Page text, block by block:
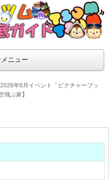
ム攻略・裏ワザ徹底
くツムツム攻略サイト！新ツ
120％楽しめるサイトを目指し
ニュー
年6月イベント「ピクチャーブッ
飛ぶ家】